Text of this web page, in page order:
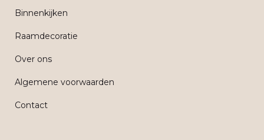
Binnenkijken
Raamdecoratie
Over ons
Algemene voorwaarden
Contact